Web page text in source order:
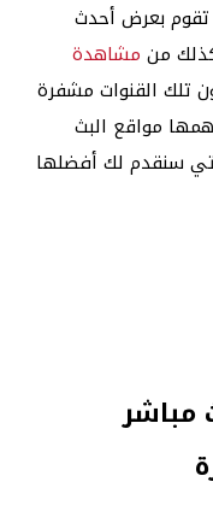
تقوم بعرض أحدث
من مشاهدة
تلك القنوات مشفرة
مواقع البث
سنقدم لك أفضلها